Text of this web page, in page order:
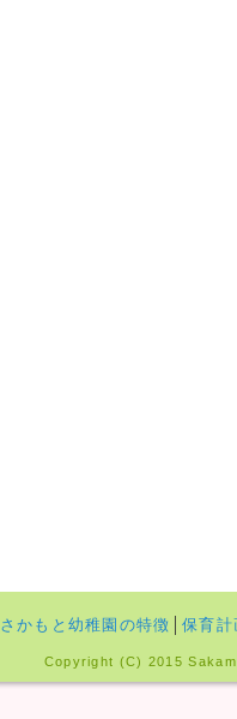
さかもと幼稚園の特徴 保育計
Copyright (C) 2015